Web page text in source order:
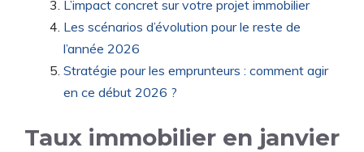
L’impact concret sur votre projet immobilier
Les scénarios d’évolution pour le reste de
l’année 2026
Stratégie pour les emprunteurs : comment agir
en ce début 2026 ?
Taux immobilier en janvier